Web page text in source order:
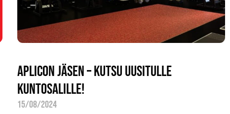
Aplicon jäsen – KUTSU uusitulle
kuntosalille!
15/08/2024